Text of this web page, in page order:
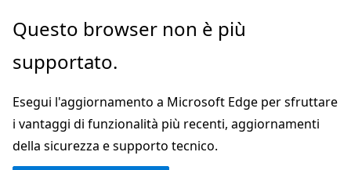
Ignora
passa
contenuto
principale
Questo browser non è più
supportato.
Esegui l'aggiornamento a Microsoft Edge per sfruttare
i vantaggi di funzionalità più recenti, aggiornamenti
della sicurezza e supporto tecnico.